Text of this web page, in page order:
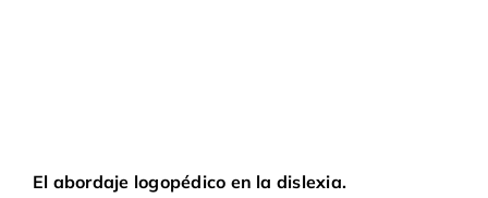
El abordaje logopédico en la dislexia.